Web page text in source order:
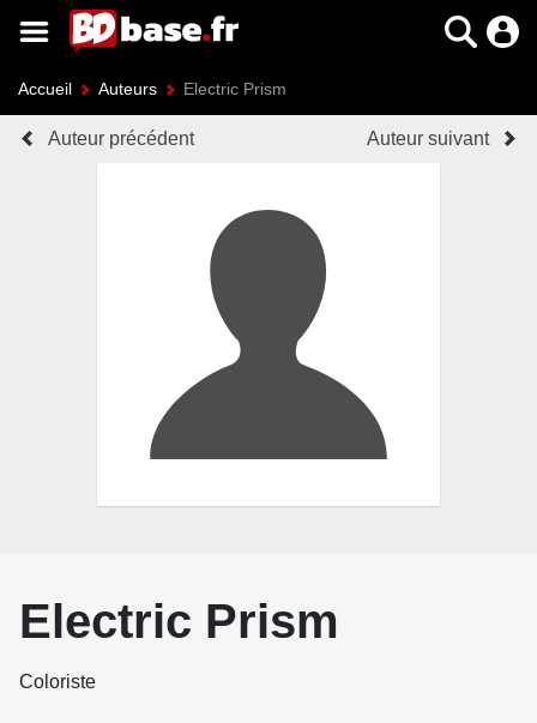
Accueil Auteurs Electric Prism
Auteur précédent Auteur suivant
Electric Prism
Coloriste